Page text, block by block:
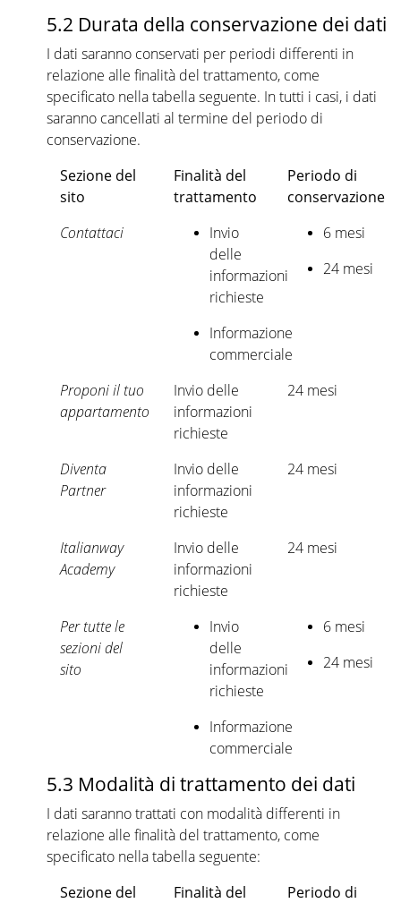
5.2 Durata della conservazione dei dati
I dati saranno conservati per periodi differenti in
relazione alle finalità del trattamento, come
specificato nella tabella seguente. In tutti i casi, i dati
saranno cancellati al termine del periodo di
conservazione.
Sezione del
sito
Finalità del
trattamento
Periodo di
conservazione
Contattaci
Invio
delle
informazioni
richieste
Informazione
commerciale
6 mesi
24 mesi
Proponi il tuo
appartamento
Invio delle
informazioni
richieste
24 mesi
Diventa
Partner
Invio delle
informazioni
richieste
24 mesi
Italianway
Academy
Invio delle
informazioni
richieste
24 mesi
Per tutte le
sezioni del
sito
Invio
delle
informazioni
richieste
Informazione
commerciale
6 mesi
24 mesi
5.3 Modalità di trattamento dei dati
I dati saranno trattati con modalità differenti in
relazione alle finalità del trattamento, come
specificato nella tabella seguente:
Sezione del
Finalità del
Periodo di